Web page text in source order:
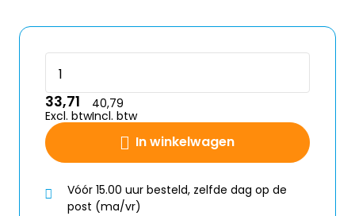
In winkelwagen
33,71
Excl. btw
40,79
Incl. btw
Vóór 15.00 uur besteld, zelfde dag op de
post (ma/vr)